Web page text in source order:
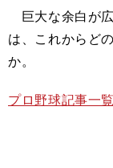
巨大な余白が
は、これからど
か。
プロ野球記事一